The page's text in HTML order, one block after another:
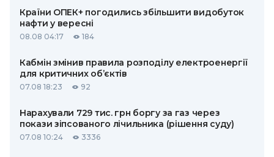
Країни ОПЕК+ погодились збільшити видобуток
нафти у вересні
08.08 04:17 184
Кабмін змінив правила розподілу електроенергії
для критичних об’єктів
07.08 18:23 92
Нарахували 729 тис. грн боргу за газ через
покази зіпсованого лічильника (рішення суду)
07.08 10:24 3336